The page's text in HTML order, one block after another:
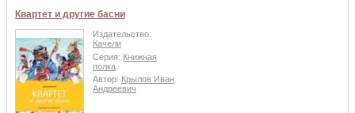
Квартет и другие басни
Издательство:
Качели
Серия: Книжная
полка
Автор: Крылов Иван
Андреевич